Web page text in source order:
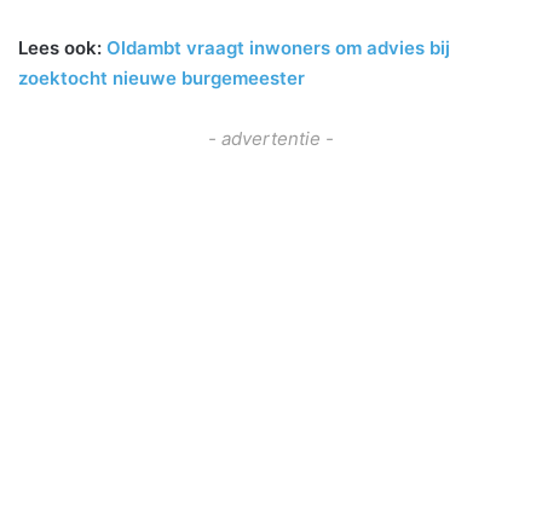
Lees ook: Oldambt vraagt inwoners om advies bij
zoektocht nieuwe burgemeester
- advertentie -